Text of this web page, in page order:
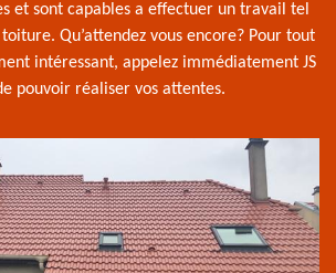
et sont capables a effectuer un travail tel
Qu’attendez vous encore? Pour tout
intéressant, appelez immédiatement JS
pouvoir réaliser vos attentes.